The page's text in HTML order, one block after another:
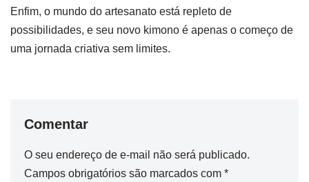
Enfim, o mundo do artesanato está repleto de
possibilidades, e seu novo kimono é apenas o começo de
uma jornada criativa sem limites.
Comentar
O seu endereço de e-mail não será publicado.
Campos obrigatórios são marcados com *